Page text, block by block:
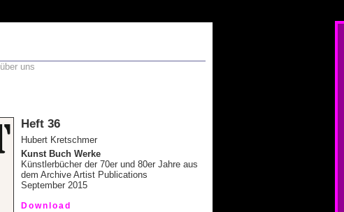
über uns
Heft 36
Hubert Kretschmer
Kunst Buch Werke
Künstlerbücher der 70er und 80er Jahre aus
dem Archive Artist Publications
September 2015
Download